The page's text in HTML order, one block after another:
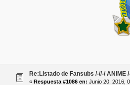
Re:Listado de Fansubs /-//-/ ANIME
« Respuesta #1086 en: Junio 20, 2016,